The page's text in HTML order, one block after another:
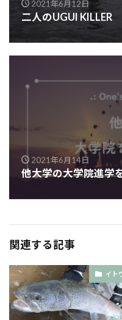
2021年6月12日
二人のUGUI KILLER
2021年6月14日
他大学の大学院進学
関連する記事
イト